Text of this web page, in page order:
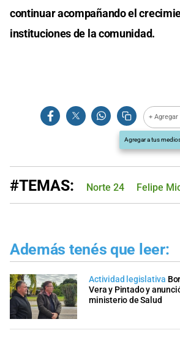
continuar acompañando el
instituciones de la comunidad.
+
Agregar a tus
#TEMAS: Norte 24 Felipe
Además tenés que leer:
Actividad legislativa
Vera y Pintado y
ministerio de Salud